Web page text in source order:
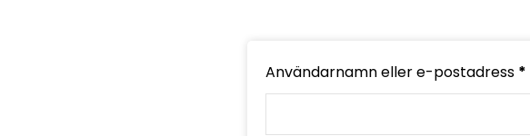
Användarnamn eller e-postadress *